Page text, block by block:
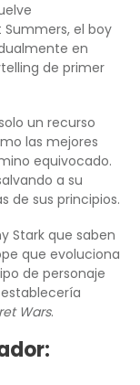
el boy
en
de primer
un recurso
las mejores
equivocado.
a su
de sus principios.
Stark que saben
que evoluciona
de personaje
Wars.